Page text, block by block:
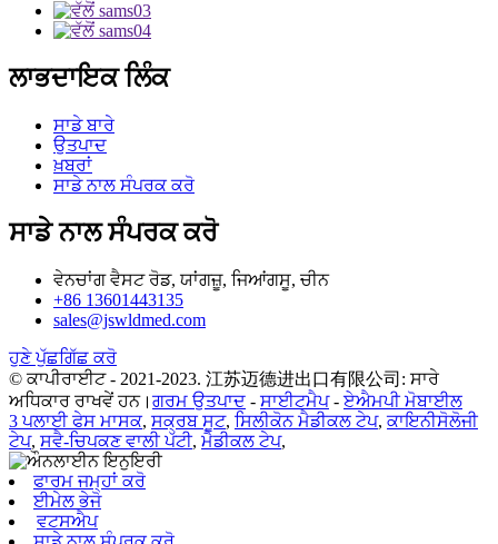
ਲਾਭਦਾਇਕ ਲਿੰਕ
ਸਾਡੇ ਬਾਰੇ
ਉਤਪਾਦ
ਖ਼ਬਰਾਂ
ਸਾਡੇ ਨਾਲ ਸੰਪਰਕ ਕਰੋ
ਸਾਡੇ ਨਾਲ ਸੰਪਰਕ ਕਰੋ
ਵੇਨਚਾਂਗ ਵੈਸਟ ਰੋਡ, ਯਾਂਗਜ਼ੂ, ਜਿਆਂਗਸੂ, ਚੀਨ
+86 13601443135
sales@jswldmed.com
ਹੁਣੇ ਪੁੱਛਗਿੱਛ ਕਰੋ
© ਕਾਪੀਰਾਈਟ - 2021-2023. 江苏迈德进出口有限公司: ਸਾਰੇ
ਅਧਿਕਾਰ ਰਾਖਵੇਂ ਹਨ। ਗਰਮ ਉਤਪਾਦ - ਸਾਈਟਮੈਪ-ਏਐਮਪੀ ਮੋਬਾਈਲ
3 ਪਲਾਈ ਫੇਸ ਮਾਸਕ, ਸਕ੍ਰਬ ਸੂਟ, ਸਿਲੀਕੋਨ ਮੈਡੀਕਲ ਟੇਪ,ਕਾਇਨੀਸੋਲੋਜੀ
ਟੇਪ, ਸਵੈ-ਚਿਪਕਣ ਵਾਲੀ ਪੱਟੀ, ਮੈਡੀਕਲ ਟੇਪ,
ਫਾਰਮ ਜਮ੍ਹਾਂ ਕਰੋ
ਈਮੇਲ ਭੇਜੋ
ਵਟਸਐਪ